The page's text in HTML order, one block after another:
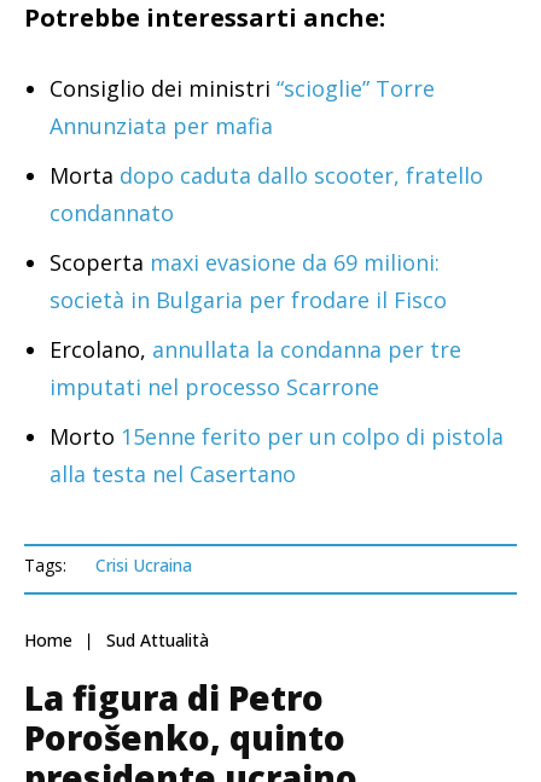
Potrebbe interessarti anche:
Consiglio dei ministri “scioglie” Torre
Annunziata per mafia
Morta dopo caduta dallo scooter, fratello
condannato
Scoperta maxi evasione da 69 milioni:
società in Bulgaria per frodare il Fisco
Ercolano, annullata la condanna per tre
imputati nel processo Scarrone
Morto 15enne ferito per un colpo di pistola
alla testa nel Casertano
Tags: Crisi Ucraina
Home Sud Attualità
La figura di Petro
Porošenko, quinto